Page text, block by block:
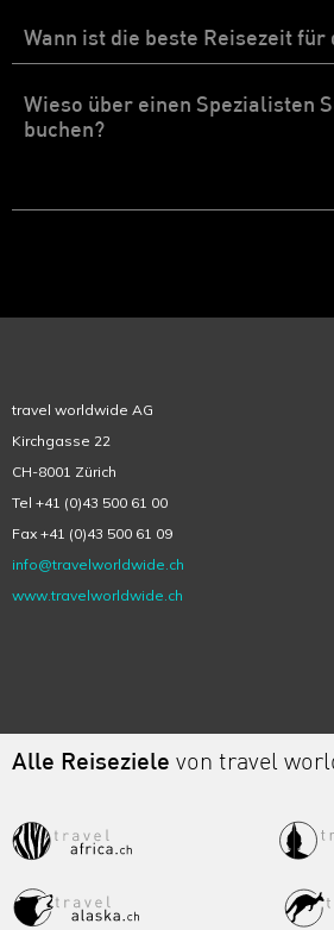
Wann ist die beste Reisezeit für
Wieso über einen Spezialisten
buchen?
travel worldwide AG
Kirchgasse 22
CH-8001 Zürich
Tel +41 (0)43 500 61 00
Fax +41 (0)43 500 61 09
info@travelworldwide.ch
www.travelworldwide.ch
Alle Reiseziele von travel